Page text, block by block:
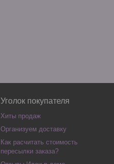
Уголок покупателя
Хиты продаж
Организуем доставку
Как расчитать стоимость
пересылки заказа?